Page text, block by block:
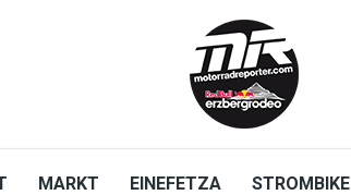
MARKT EINEFETZA STROMBIKE